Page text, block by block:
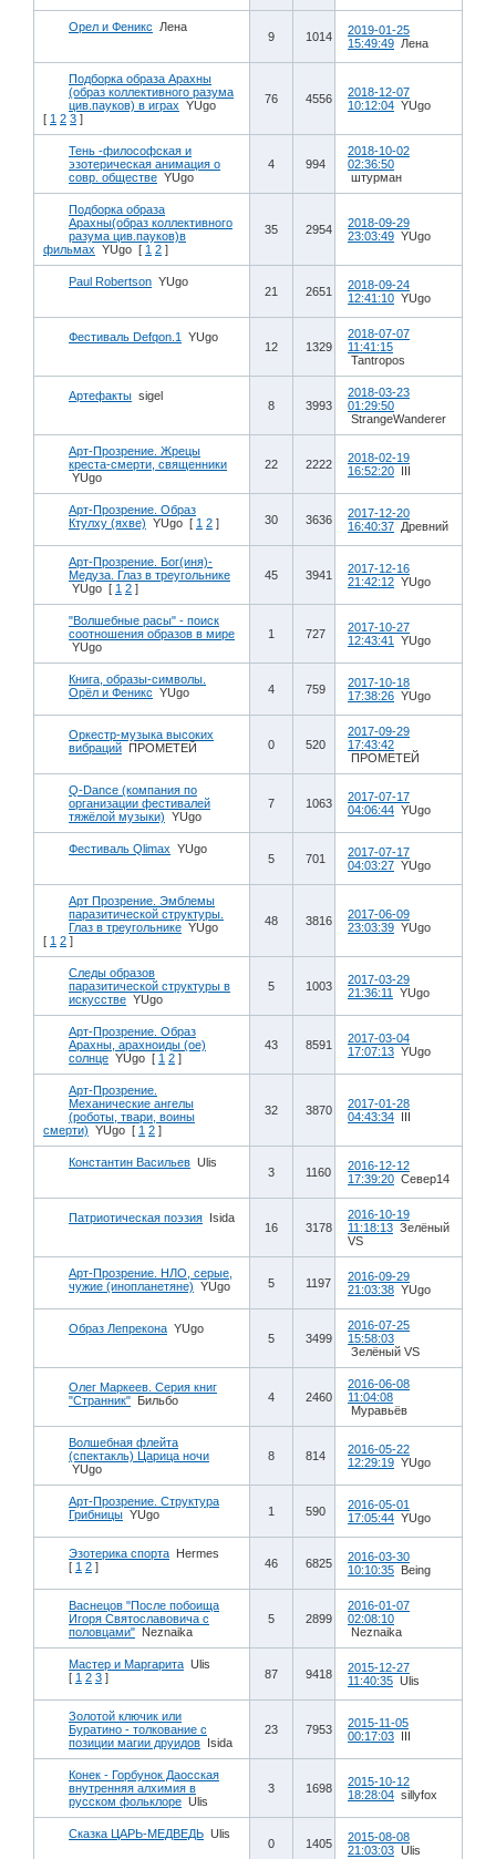
Орел и Феникс Лена
9 1014
2019-01-25
15:49:49 Лена
Подборка образа Арахны
(образ коллективного разума
цив.пауков) в играх YUgo
[ 1 2 3 ]
76 4556
2018-12-07
10:12:04 YUgo
Тень -философская и
эзотерическая анимация о
совр. обществе YUgo
4 994
2018-10-02
02:36:50
штурман
Подборка образа
Арахны(образ коллективного
разума цив.пауков)в
фильмах YUgo [ 1 2 ]
35 2954
2018-09-29
23:03:49 YUgo
Paul Robertson YUgo
21 2651
2018-09-24
12:41:10 YUgo
Фестиваль Defqon.1 YUgo
12 1329
2018-07-07
11:41:15
Tantropos
Артефакты sigel
8 3993
2018-03-23
01:29:50
StrangeWanderer
Арт-Прозрение. Жрецы
креста-смерти, священники
YUgo
22 2222
2018-02-19
16:52:20 III
Арт-Прозрение. Образ
Ктулху (яхве) YUgo [ 1 2 ] 30 3636
2017-12-20
16:40:37 Древний
Арт-Прозрение. Бог(иня)-
Медуза. Глаз в треугольнике
YUgo [ 1 2 ]
45 3941
2017-12-16
21:42:12 YUgo
"Волшебные расы" - поиск
соотношения образов в мире
YUgo
1 727
2017-10-27
12:43:41
YUgo
Книга, образы-символы.
Орёл и Феникс YUgo 4 759
2017-10-18
17:38:26 YUgo
Оркестр-музыка высоких
вибраций ПРОМЕТЕЙ 0 520
2017-09-29
17:43:42
ПРОМЕТЕЙ
Q-Dance (компания по
организации фестивалей
тяжёлой музыки) YUgo
7 1063
2017-07-17
04:06:44 YUgo
Фестиваль Qlimax YUgo
5 701
2017-07-17
04:03:27 YUgo
Арт Прозрение. Эмблемы
паразитической структуры.
Глаз в треугольнике YUgo
[ 1 2 ]
48 3816
2017-06-09
23:03:39 YUgo
Следы образов
паразитической структуры в
искусстве YUgo
5 1003
2017-03-29
21:36:11
YUgo
Арт-Прозрение. Образ
Арахны, арахноиды (ое)
солнце YUgo [ 1 2 ]
43 8591
2017-03-04
17:07:13 YUgo
Арт-Прозрение.
Механические ангелы
(роботы, твари, воины
смерти) YUgo [ 1 2 ]
32 3870
2017-01-28
04:43:34 III
Константин Васильев Ulis
3 1160
2016-12-12
17:39:20 Север14
Патриотическая поэзия Isida
16 3178
2016-10-19
11:18:13 Зелёный
VS
Арт-Прозрение. НЛО, серые,
чужие (инопланетяне) YUgo 5 1197
2016-09-29
21:03:38 YUgo
Образ Лепрекона YUgo
5 3499
2016-07-25
15:58:03
Зелёный VS
Олег Маркеев. Серия книг
"Странник" Бильбо 4 2460
2016-06-08
11:04:08
Муравьёв
Волшебная флейта
(спектакль) Царица ночи
YUgo
8 814
2016-05-22
12:29:19 YUgo
Арт-Прозрение. Структура
Грибницы YUgo 1 590
2016-05-01
17:05:44 YUgo
Эзотерика спорта Hermes
[ 1 2 ] 46 6825
2016-03-30
10:10:35 Being
Васнецов "После побоища
Игоря Святославовича с
половцами" Neznaika
5 2899
2016-01-07
02:08:10
Neznaika
Мастер и Маргарита Ulis
[ 1 2 3 ] 87 9418
2015-12-27
11:40:35 Ulis
Золотой ключик или
Буратино - толкование с
позиции магии друидов Isida
23 7953
2015-11-05
00:17:03 III
Конек - Горбунок Даосская
внутренняя алхимия в
русском фольклоре Ulis
3 1698
2015-10-12
18:28:04 sillyfox
Сказка ЦАРЬ-МЕДВЕДЬ Ulis
0 1405
2015-08-08
21:03:03 Ulis